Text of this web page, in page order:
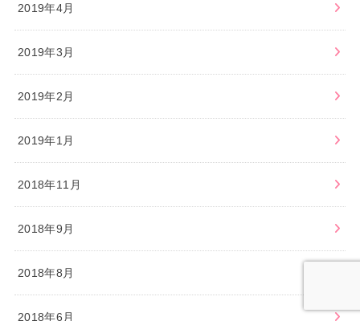
2019年4月
2019年3月
2019年2月
2019年1月
2018年11月
2018年9月
2018年8月
2018年6月